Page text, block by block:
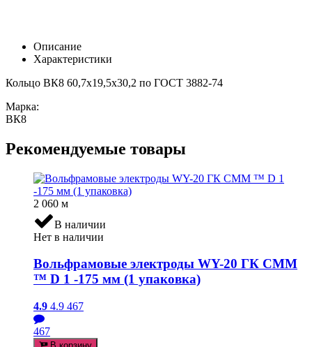
Описание
Характеристики
Кольцо ВК8 60,7х19,5х30,2 по ГОСТ 3882-74
Марка:
ВК8
Рекомендуемые товары
2 060 м
В наличии
Нет в наличии
Вольфрамовые электроды WY-20 ГК СММ
™ D 1 -175 мм (1 упаковка)
4.9 4.9 467
467